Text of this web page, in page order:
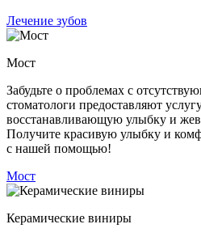
Лечение зубов
Мост
Забудьте о проблемах с
стоматологи предоставляют
восстанавливающую улыбку и
Получите красивую улыбку и
с нашей помощью!
Мост
Керамические виниры